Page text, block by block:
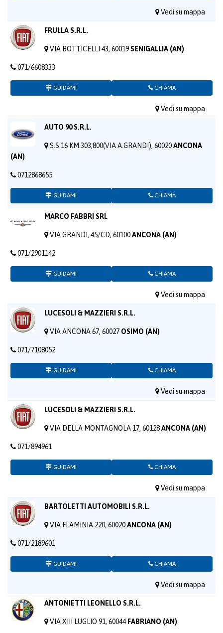
Vedi su mappa
FRULLA S.R.L.
VIA BOTTICELLI 43, 60019SENIGALLIA (AN)
071/6608333
GUIDAMI CHIAMA
Vedi su mappa
AUTO 90 S.R.L.
S.S.16 KM.303,800(VIA A.GRANDI), 60020ANCONA
(AN)
0712868655
GUIDAMI CHIAMA
MARCO FABBRI SRL
VIA GRANDI, 45/CD, 60100ANCONA (AN)
071/2901142
GUIDAMI CHIAMA
Vedi su mappa
LUCESOLI & MAZZIERI S.R.L.
VIA ANCONA 67, 60027 OSIMO (AN)
071/7108052
GUIDAMI CHIAMA
Vedi su mappa
LUCESOLI & MAZZIERI S.R.L.
VIA DELLA MONTAGNOLA 17, 60128ANCONA (AN)
071/894961
GUIDAMI CHIAMA
Vedi su mappa
BARTOLETTI AUTOMOBILI S.R.L.
VIA FLAMINIA 220, 60020ANCONA (AN)
071/2189601
GUIDAMI CHIAMA
Vedi su mappa
ANTONIETTI LEONELLO S.R.L.
VIA XIII LUGLIO 91, 60044 FABRIANO (AN)